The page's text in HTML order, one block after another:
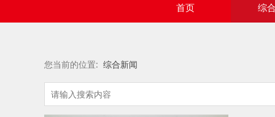
首页 综
您当前的位置: 综合新闻